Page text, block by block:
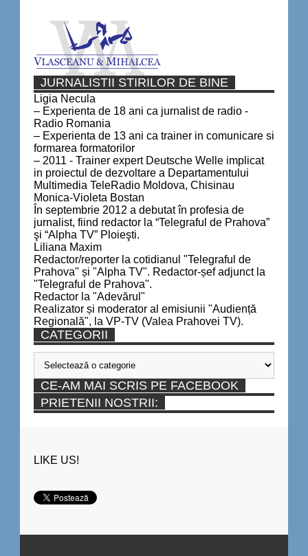
JURNALISTII STIRILOR DE BINE
Ligia Necula
– Experienta de 18 ani ca jurnalist de radio -
Radio Romania
– Experienta de 13 ani ca trainer in comunicare si
formarea formatorilor
– 2011 - Trainer expert Deutsche Welle implicat
in proiectul de dezvoltare a Departamentului
Multimedia TeleRadio Moldova, Chisinau
Monica-Violeta Bostan
În septembrie 2012 a debutat în profesia de
jurnalist, fiind redactor la “Telegraful de Prahova”
şi “Alpha TV” Ploieşti.
Liliana Maxim
Redactor/reporter la cotidianul "Telegraful de
Prahova" și "Alpha TV". Redactor-șef adjunct la
"Telegraful de Prahova".
Redactor la "Adevărul"
Realizator și moderator al emisiunii "Audiență
Regională", la VP-TV (Valea Prahovei TV).
CATEGORII
Categorii
CE-AM MAI SCRIS PE FACEBOOK
PRIETENII NOSTRII:
LIKE US!